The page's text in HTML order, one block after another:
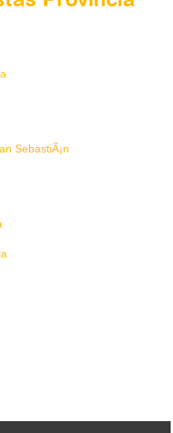
SebastiÃ¡n